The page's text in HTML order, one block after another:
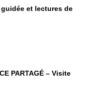
et lectures de
PARTAGÉ – Visite